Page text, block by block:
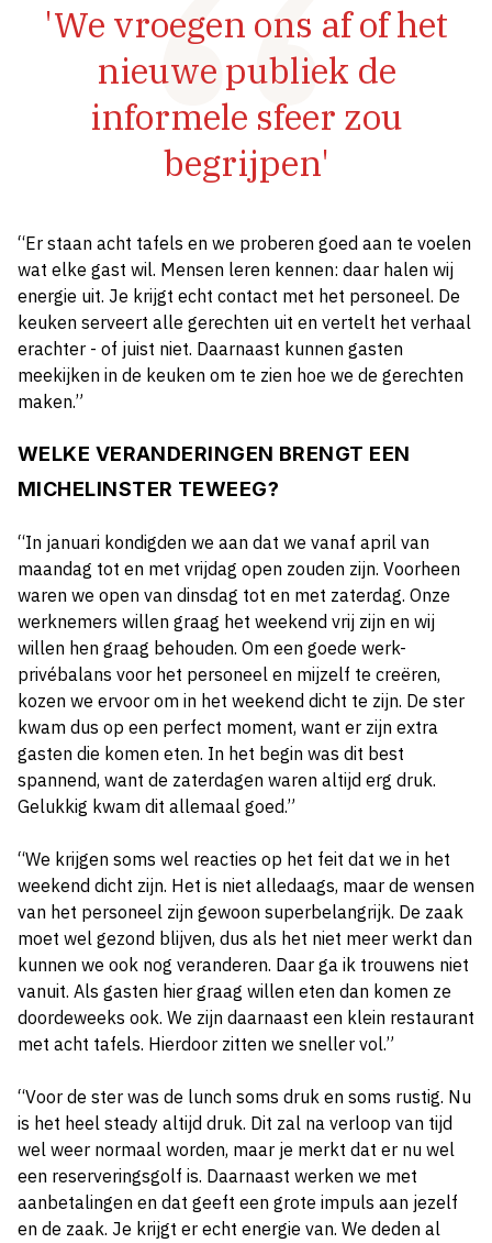
'We vroegen ons af of het
nieuwe publiek de
informele sfeer zou
begrijpen'
“Er staan acht tafels en we proberen goed aan te voelen
wat elke gast wil. Mensen leren kennen: daar halen wij
energie uit. Je krijgt echt contact met het personeel. De
keuken serveert alle gerechten uit en vertelt het verhaal
erachter - of juist niet. Daarnaast kunnen gasten
meekijken in de keuken om te zien hoe we de gerechten
maken.”
WELKE VERANDERINGEN BRENGT EEN
MICHELINSTER TEWEEG?
“In januari kondigden we aan dat we vanaf april van
maandag tot en met vrijdag open zouden zijn. Voorheen
waren we open van dinsdag tot en met zaterdag. Onze
werknemers willen graag het weekend vrij zijn en wij
willen hen graag behouden. Om een goede werk-
privébalans voor het personeel en mijzelf te creëren,
kozen we ervoor om in het weekend dicht te zijn. De ster
kwam dus op een perfect moment, want er zijn extra
gasten die komen eten. In het begin was dit best
spannend, want de zaterdagen waren altijd erg druk.
Gelukkig kwam dit allemaal goed.”
“We krijgen soms wel reacties op het feit dat we in het
weekend dicht zijn. Het is niet alledaags, maar de wensen
van het personeel zijn gewoon superbelangrijk. De zaak
moet wel gezond blijven, dus als het niet meer werkt dan
kunnen we ook nog veranderen. Daar ga ik trouwens niet
vanuit. Als gasten hier graag willen eten dan komen ze
doordeweeks ook. We zijn daarnaast een klein restaurant
met acht tafels. Hierdoor zitten we sneller vol.”
“Voor de ster was de lunch soms druk en soms rustig. Nu
is het heel steady altijd druk. Dit zal na verloop van tijd
wel weer normaal worden, maar je merkt dat er nu wel
een reserveringsgolf is. Daarnaast werken we met
aanbetalingen en dat geeft een grote impuls aan jezelf
en de zaak. Je krijgt er echt energie van. We deden al